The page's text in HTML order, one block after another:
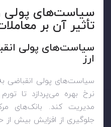
سیاست‌های پولی
تأثیر آن بر
سیاست‌های پولی
ارز
سیاست‌های پولی انقباضی
نرخ بهره می‌پردازد تا
مدیریت کند. بانک‌های
جلوگیری از افزایش بیش